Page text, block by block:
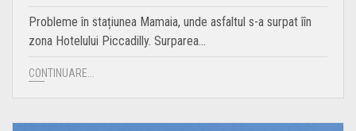
Probleme în stațiunea Mamaia, unde asfaltul s-a surpat îîn
zona Hotelului Piccadilly. Surparea…
CONTINUARE...